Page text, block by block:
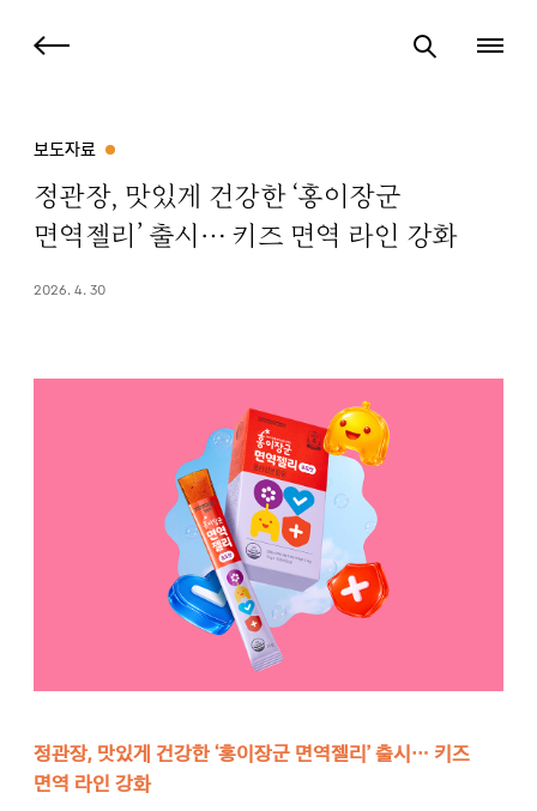
보도자료
정관장, 맛있게 건강한 ‘홍이장군
면역젤리’ 출시… 키즈 면역 라인 강화
2026. 4. 30
정관장, 맛있게 건강한 ‘홍이장군 면역젤리’ 출시… 키즈
면역 라인 강화